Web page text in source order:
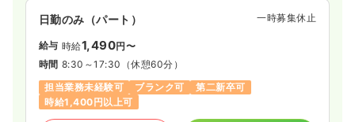
日勤のみ（パート） 一時募集休止
給与 時給1,490円〜
時間 8:30～17:30 （休憩60分）
担当業務未経験可
ブランク可
第二新卒可
時給1,400円以上可